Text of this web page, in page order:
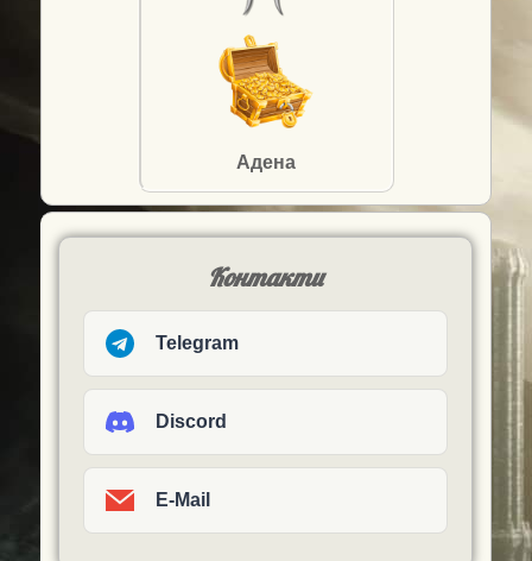
Постачальникам
Адена
Контакти
Telegram
Discord
E-Mail